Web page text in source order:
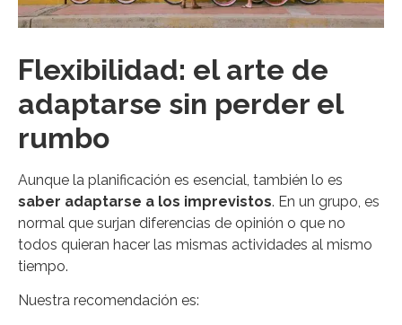
Flexibilidad: el arte de
adaptarse sin perder el
rumbo
Aunque la planificación es esencial, también lo es
saber adaptarse a los imprevistos. En un grupo, es
normal que surjan diferencias de opinión o que no
todos quieran hacer las mismas actividades al mismo
tiempo.
Nuestra recomendación es: